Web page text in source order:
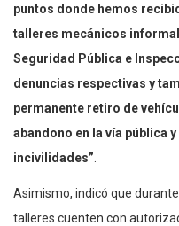
puntos donde hemos
talleres mecánicos
Seguridad Pública e
denuncias respectivas y
permanente retiro de
abandono en la vía pública
incivilidades”
Asimismo, indicó que
talleres cuenten con